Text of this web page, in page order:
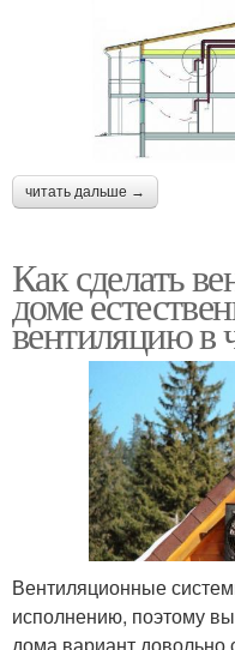
читать дальше →
Как сделать
доме
вентиляцию в
Вентиляционные
исполнению, поэтому